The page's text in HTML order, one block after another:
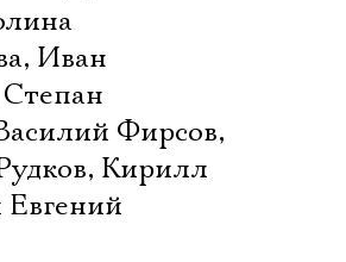
Иван
Фирсов,
Кирилл